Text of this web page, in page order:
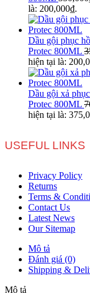
là: 200,000₫.
Dầu gội phục
Protec 800ML
hiện tại là:
Dầu gội xả
Protec 800ML
hiện tại là:
USEFUL LINKS
Privacy Policy
Returns
Terms &
Contact Us
Latest News
Our Sitemap
Mô tả
Đánh giá (0)
Shipping &
Mô tả